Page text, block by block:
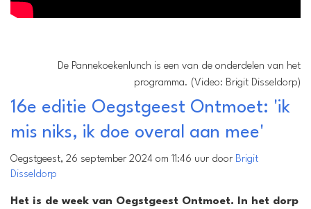
De Pannekoekenlunch is een van de onderdelen van het
programma. (Video: Brigit Disseldorp)
16e editie Oegstgeest Ontmoet: 'ik
mis niks, ik doe overal aan mee'
Oegstgeest, 26 september 2024 om 11:46 uur door Brigit
Disseldorp
Het is de week van Oegstgeest Ontmoet. In het dorp